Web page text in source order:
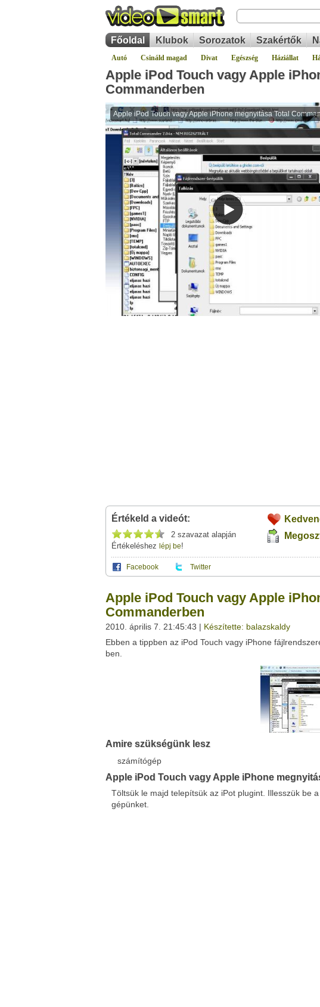
Főoldal Klubok Sorozatok Szakértők
Autó Csináld magad Divat Egészség Háziállat
Apple iPod Touch vagy Apple
Commanderben
Értékeld a videót:
2 szavazat alapján
Értékeléshez lépj be!
Facebook Twitter
megosztásához használhatod a saját leveleződet,
Neved:
Címzett e-mail címe:
Ez a videó nem még nem tartozik egy klubhoz sem.
Ha van egy kis időd,nézz szét meglévő klubjaink között
Apple iPod Touch vagy Apple
Commanderben
2010. április 7. 21:45:43 | Készítette: balazskaldy
Ebben a tippben az iPod Touch vagy iPhone
ben.
Amire szükségünk lesz
számítógép
Apple iPod Touch vagy Apple iPhone
Töltsük le majd telepítsük az iPot plugint. Illesszük be
gépünket.